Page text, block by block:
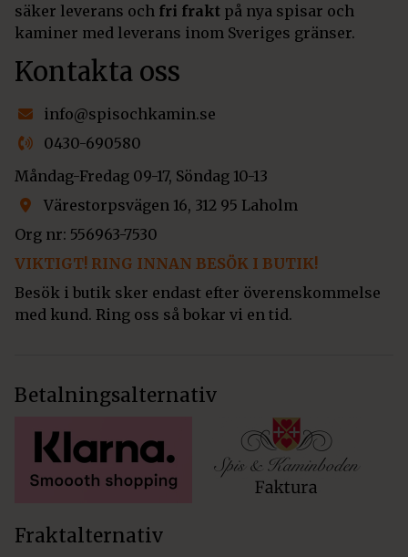
säker leverans och fri frakt på nya spisar och
kaminer med leverans inom Sveriges gränser.
Kontakta oss
info@spisochkamin.se
0430-690580
Måndag-Fredag 09-17, Söndag 10-13
Värestorpsvägen 16, 312 95 Laholm
Org nr: 556963-7530
VIKTIGT! RING INNAN BESÖK I BUTIK!
Besök i butik sker endast efter överenskommelse
med kund. Ring oss så bokar vi en tid.
Betalningsalternativ
Fraktalternativ